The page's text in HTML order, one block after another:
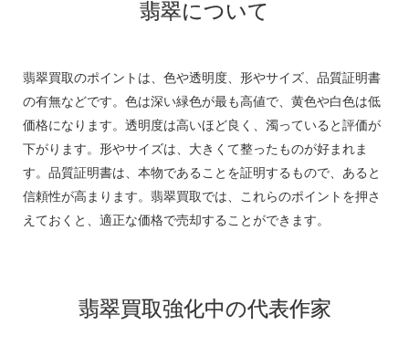
翡翠について
翡翠買取のポイントは、色や透明度、形やサイズ、品質証明書
の有無などです。色は深い緑色が最も高値で、黄色や白色は低
価格になります。透明度は高いほど良く、濁っていると評価が
下がります。形やサイズは、大きくて整ったものが好まれま
す。品質証明書は、本物であることを証明するもので、あると
信頼性が高まります。翡翠買取では、これらのポイントを押さ
えておくと、適正な価格で売却することができます。
翡翠買取強化中の代表作家